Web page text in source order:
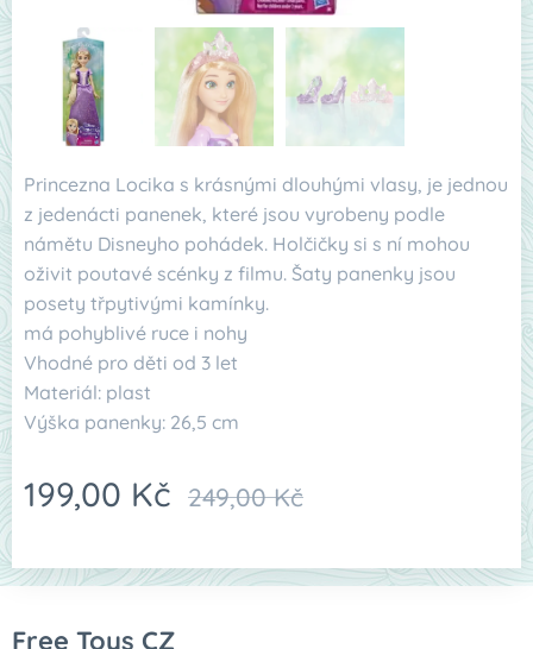
Princezna Locika s krásnými dlouhými vlasy, je jednou
z jedenácti panenek, které jsou vyrobeny podle
námětu Disneyho pohádek. Holčičky si s ní mohou
oživit poutavé scénky z filmu. Šaty panenky jsou
posety třpytivými kamínky.
má pohyblivé ruce i nohy
Vhodné pro děti od 3 let
Materiál: plast
Výška panenky: 26,5 cm
199,00 Kč 249,00Kč
Free Toys CZ